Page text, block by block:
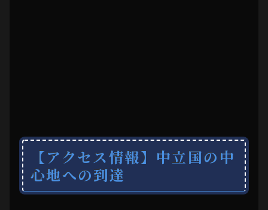
【アクセス情報】中立国の中
心地への到達